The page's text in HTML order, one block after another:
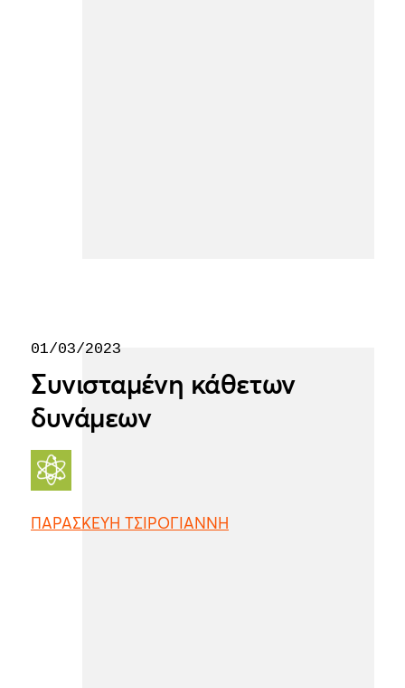
01/03/2023
Συνισταμένη κάθετων
δυνάμεων
ΠΑΡΑΣΚΕΥΗ ΤΣΙΡΟΓΙΑΝΝΗ